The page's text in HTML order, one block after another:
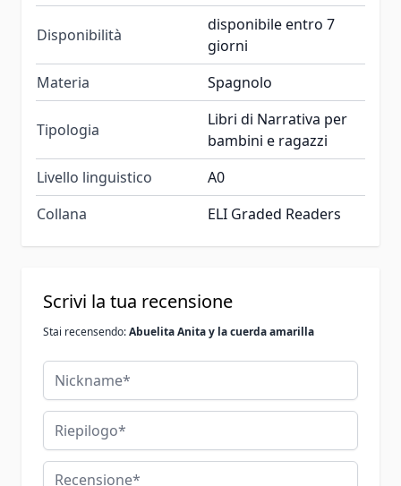
Disponibilità
disponibile entro 7
giorni
Materia
Spagnolo
Tipologia
Libri di Narrativa per
bambini e ragazzi
Livello linguistico
A0
Collana
ELI Graded Readers
Scrivi la tua recensione
Stai recensendo:Abuelita Anita y la cuerda amarilla
Nickname
Riepilogo
Recensione